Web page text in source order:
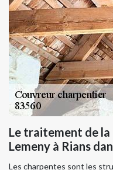
Le traitement de
Lemeny à Rians
Les charpentes sont les